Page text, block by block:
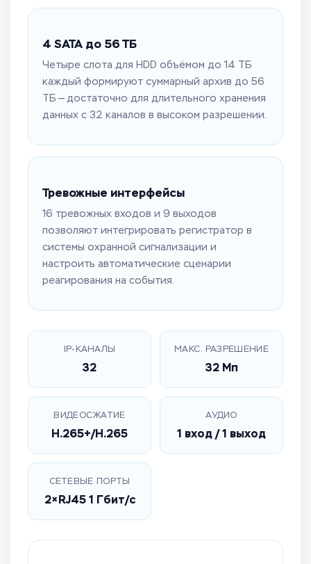
4 SATA до 56 ТБ
Четыре слота для HDD объёмом до 14 ТБ
каждый формируют суммарный архив до 56
ТБ — достаточно для длительного хранения
данных с 32 каналов в высоком разрешении.
Тревожные интерфейсы
16 тревожных входов и 9 выходов
позволяют интегрировать регистратор в
системы охранной сигнализации и
настроить автоматические сценарии
реагирования на события.
IP-КАНАЛЫ
32
МАКС. РАЗРЕШЕНИЕ
32 Мп
ВИДЕОСЖАТИЕ
H.265+/H.265
АУДИО
1 вход / 1 выход
СЕТЕВЫЕ ПОРТЫ
2×RJ45 1 Гбит/с